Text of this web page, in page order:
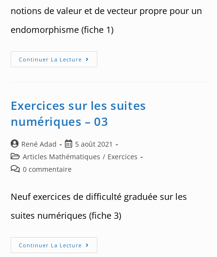
notions de valeur et de vecteur propre pour un
endomorphisme (fiche 1)
Continuer La Lecture Exercices
Sur
Exercices sur les suites
numériques – 03
Auteur/autrice
de
la
publication :
René Adad
Post
published:
5 août 2021
Post
category:
Articles Mathématiques / Exercices
Post0 commentaire
Neuf exercices de difficulté graduée sur les
suites numériques (fiche 3)
Continuer La Lecture Exercices
Sur